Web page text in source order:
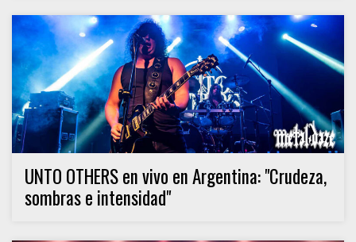
UNTO OTHERS en vivo en Argentina: "Crudeza,
sombras e intensidad"